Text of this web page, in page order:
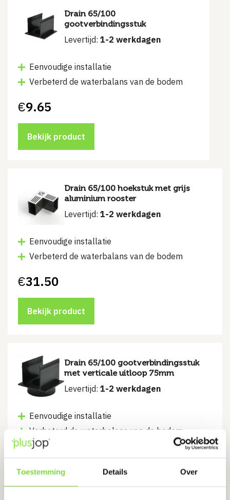
Toestemming Details Over
Drain 65/100
gootverbindingsstuk
Levertijd: 1-2 werkdagen
Eenvoudige installatie
Verbeterd de waterbalans van de bodem
€9.65
Bekijk product
Drain 65/100 hoekstuk met grijs
aluminium rooster
Levertijd: 1-2 werkdagen
Eenvoudige installatie
Verbeterd de waterbalans van de bodem
€31.50
Bekijk product
Drain 65/100 gootverbindingsstuk
met verticale uitloop 75mm
Levertijd: 1-2 werkdagen
Eenvoudige installatie
Verbeterd de waterbalans van de bodem
Bekijk product